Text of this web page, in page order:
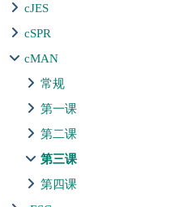
cJES
cSPR
cMAN
常规
第一课
第二课
第三课
第四课